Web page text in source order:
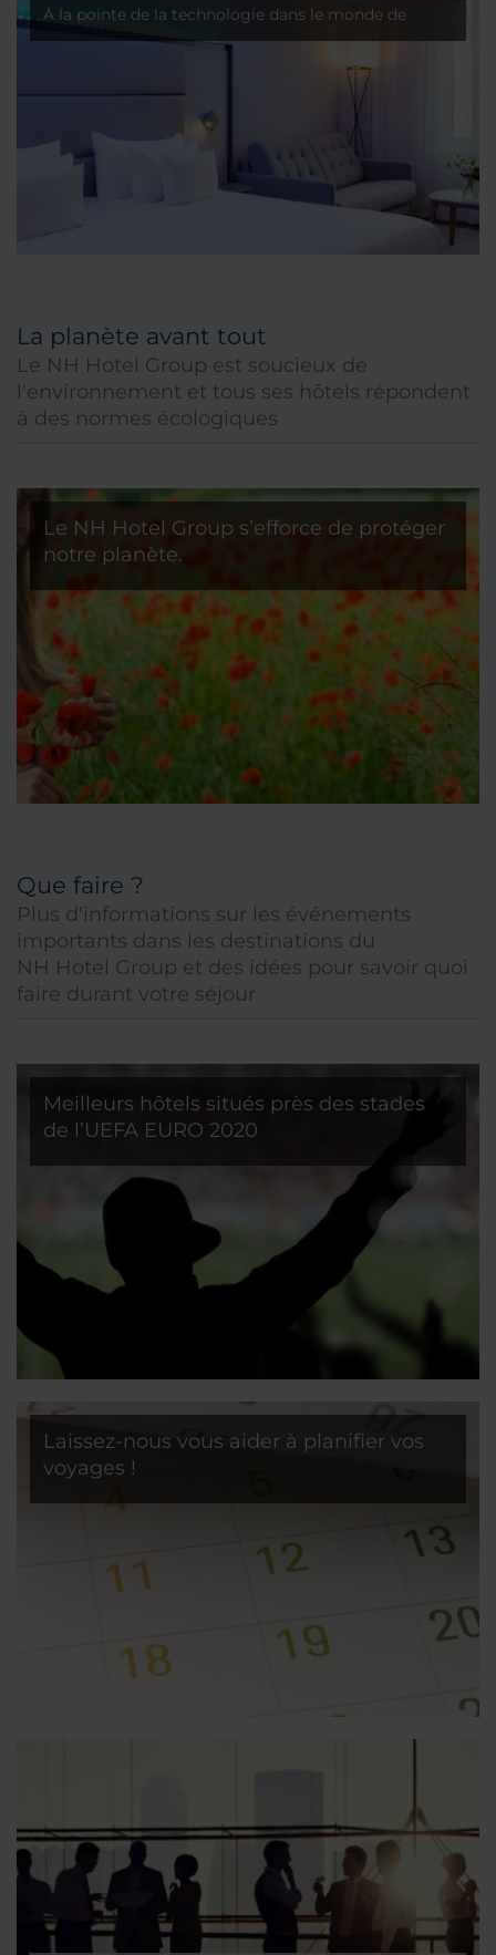
À la pointe de la technologie dans le monde de
l'hôtellerie
La planète avant tout
Le NH Hotel Group est soucieux de
l'environnement et tous ses hôtels répondent
à des normes écologiques
Le NH Hotel Group s’efforce de protéger
notre planète.
Depuis la location de vélos jusqu’au recyclage, en
passant par les économies réalisées, découvrez-en
plus sur nos initiatives ici
Que faire ?
Plus d'informations sur les événements
importants dans les destinations du
NH Hotel Group et des idées pour savoir quoi
faire durant votre séjour
Meilleurs hôtels situés près des stades
de l’UEFA EURO 2020
Laissez-nous vous aider à planifier vos
voyages !